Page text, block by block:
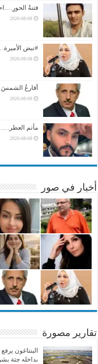
فتنةُ
2026-08-08
#نبض
2026-08-08
أقارعُ الشمسَ
2026-08-08
مأتم
2026-08-08
أخبار في صور
تقارير مصورة
البنتاغون
بداخله جثة